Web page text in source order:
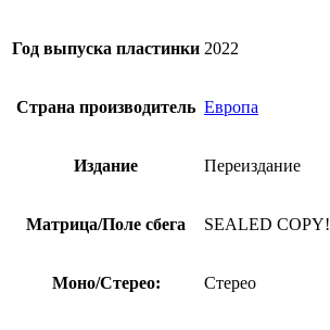
Год выпуска пластинки 2022
Страна производитель Европа
Издание Переиздание
Матрица/Поле сбега SEALED COPY!
Моно/Стерео: Стерео